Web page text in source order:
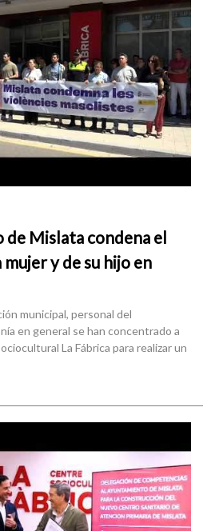
de Mislata condena el
y de su hijo en
municipal, personal del
en general se han concentrado a
La Fábrica para realizar un